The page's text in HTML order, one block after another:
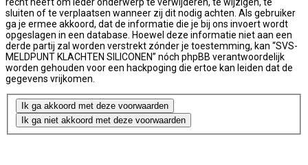
recht heeft om ieder onderwerp te verwijderen, te wijzigen, te
sluiten of te verplaatsen wanneer zij dit nodig achten. Als gebruiker
ga je ermee akkoord, dat de informatie die je bij ons invoert wordt
opgeslagen in een database. Hoewel deze informatie niet aan een
derde partij zal worden verstrekt zónder je toestemming, kan “SVS-
MELDPUNT KLACHTEN SILICONEN” nóch phpBB verantwoordelijk
worden gehouden voor een hackpoging die ertoe kan leiden dat de
gegevens vrijkomen.